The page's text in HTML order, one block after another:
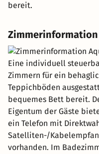
bereit.
Zimmerinformation
Eine individuell
Zimmern für ein
Teppichböden
bequemes Bett bereit.
Eigentum der Gäste
ein Telefon mit
Satelliten-/
vorhanden. Im